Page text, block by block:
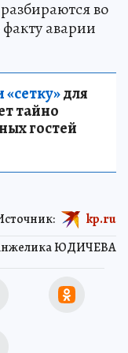
во
аварии
для
тайно
гостей
ЮДИЧЕВА
kp.ru